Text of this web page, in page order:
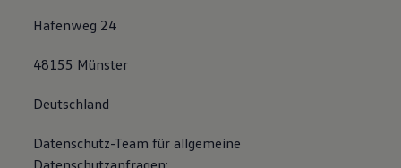
Hafenweg 24
48155 Münster
Deutschland
Datenschutz-Team für allgemeine
Datenschutzanfragen: